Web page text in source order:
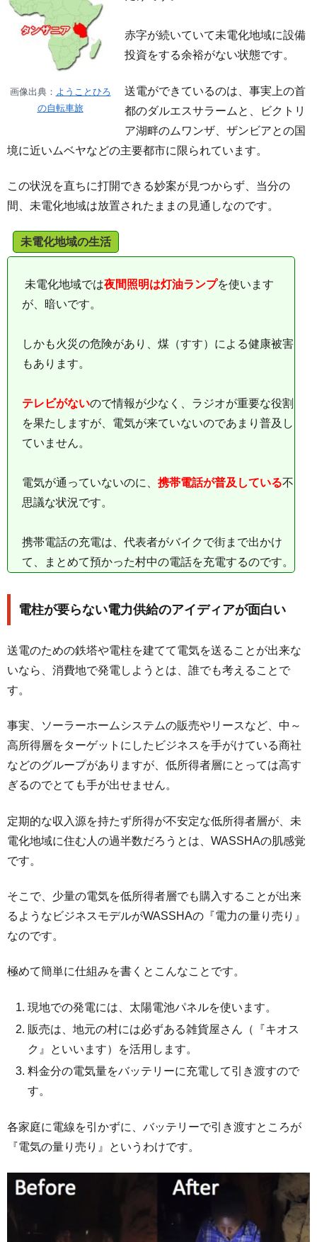
画像出典： ようことひろ
の自転車旅
赤字が続いていて未電化地域に設備
投資をする余裕がない状態です。
送電ができているのは、事実上の首
都のダルエスサラームと、ビクトリ
ア湖畔のムワンザ、ザンビアとの国
境に近いムベヤなどの主要都市に限られています。
この状況を直ちに打開できる妙案が見つからず、当分の
間、未電化地域は放置されたままの見通しなのです。
未電化地域の生活
未電化地域では夜間照明は灯油ランプを使います
が、暗いです。
しかも火災の危険があり、煤（すす）による健康被害
もあります。
テレビがないので情報が少なく、ラジオが重要な役割
を果たしますが、電気が来ていないのであまり普及し
ていません。
電気が通っていないのに、 携帯電話が普及している不
思議な状況です。
携帯電話の充電は、代表者がバイクで街まで出かけ
て、まとめて預かった村中の電話を充電するのです。
電柱が要らない電力供給のアイディアが面白い
送電のための鉄塔や電柱を建てて電気を送ることが出来な
いなら、消費地で発電しようとは、誰でも考えることで
す。
事実、ソーラーホームシステムの販売やリースなど、中～
高所得層をターゲットにしたビジネスを手がけている商社
などのグループがありますが、低所得者層にとっては高す
ぎるのでとても手が出せません。
定期的な収入源を持たず所得が不安定な低所得者層が、未
電化地域に住む人の過半数だろうとは、WASSHAの肌感覚
です。
そこで、少量の電気を低所得者層でも購入することが出来
るようなビジネスモデルがWASSHAの『電力の量り売り』
なのです。
極めて簡単に仕組みを書くとこんなことです。
現地での発電には、太陽電池パネルを使います。
販売は、地元の村には必ずある雑貨屋さん（『キオス
ク』といいます）を活用します。
料金分の電気量をバッテリーに充電して引き渡すので
す。
各家庭に電線を引かずに、バッテリーで引き渡すところが
『電気の量り売り』というわけです。